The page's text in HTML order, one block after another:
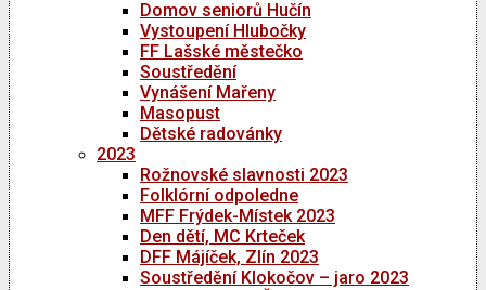
Domov seniorů Hučín
Vystoupení Hlubočky
FF Lašské městečko
Soustředění
Vynášení Mařeny
Masopust
Dětské radovánky
2023
Rožnovské slavnosti 2023
Folklórní odpoledne
MFF Frýdek-Místek 2023
Den dětí, MC Krteček
DFF Májíček, Zlín 2023
Soustředění Klokočov – jaro 2023